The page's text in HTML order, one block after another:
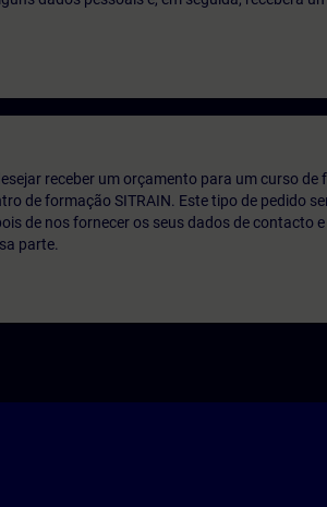
receber um orçamento para um curso de
de formação SITRAIN. Este tipo de pedido
de nos fornecer os seus dados de contacto
parte.